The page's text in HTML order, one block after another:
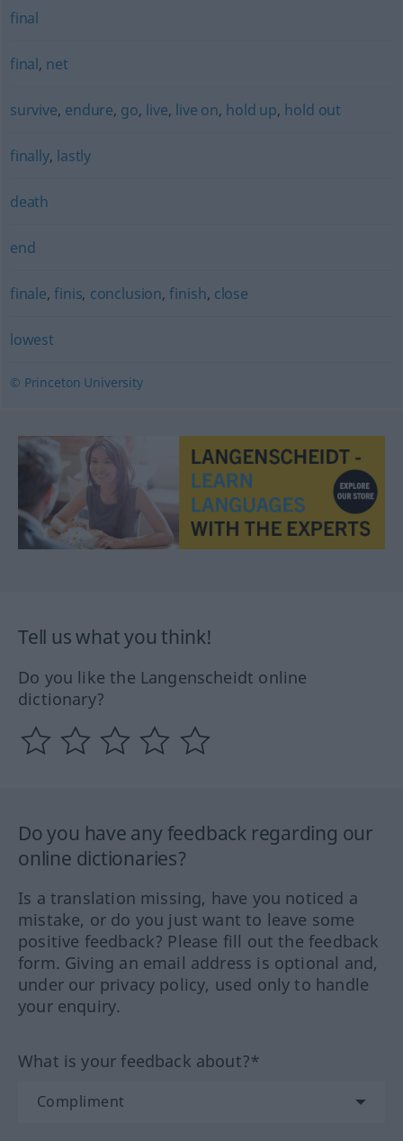
final
final, net
survive, endure, go, live, live on, hold up, hold out
finally, lastly
death
end
finale,finis, conclusion,finish, close
lowest
© Princeton University
Tell us what you think!
Do you like the Langenscheidt online
dictionary?
Do you have any feedback regarding our
online dictionaries?
Is a translation missing, have you noticed a
mistake, or do you just want to leave some
positive feedback? Please fill out the feedback
form. Giving an email address is optional and,
under our privacy policy, used only to handle
your enquiry.
What is your feedback about?*